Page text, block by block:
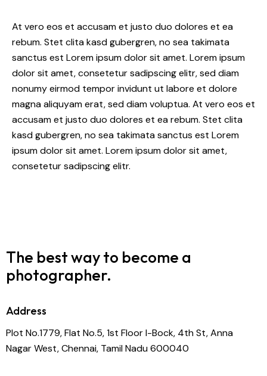
At vero eos et accusam et justo duo dolores et ea
rebum. Stet clita kasd gubergren, no sea takimata
sanctus est Lorem ipsum dolor sit amet. Lorem ipsum
dolor sit amet, consetetur sadipscing elitr, sed diam
nonumy eirmod tempor invidunt ut labore et dolore
magna aliquyam erat, sed diam voluptua. At vero eos et
accusam et justo duo dolores et ea rebum. Stet clita
kasd gubergren, no sea takimata sanctus est Lorem
ipsum dolor sit amet. Lorem ipsum dolor sit amet,
consetetur sadipscing elitr.
The best way to become a
photographer.
Address
Plot No.1779, Flat No.5, 1st Floor I-Bock, 4th St, Anna
Nagar West, Chennai, Tamil Nadu 600040